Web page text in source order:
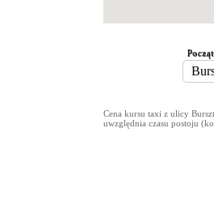
Cena kursu taxi z ulicy
uwzględnia czasu postoju